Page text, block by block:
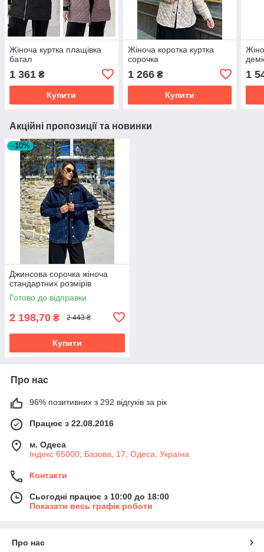
Жіноча куртка плащівка
батал
1 361 ₴
Купити
Жіноча коротка куртка
сорочка
1 266₴
Купити
1
Акційні пропозиції та новинки
–10%
Джинсова сорочка жіноча
стандартних розмірів
Готово до відправки
2 198,70 ₴ 2 443 ₴
Купити
Про нас
96% позитивних з 292 відгуків за рік
Працює з 22.08.2016
м. Одеса
Індекс 65000; Базова, 17, Одеса, Україна
Контакти
Сьогодні працює з 10:00 до 18:00
Показати весь графік роботи
Про нас